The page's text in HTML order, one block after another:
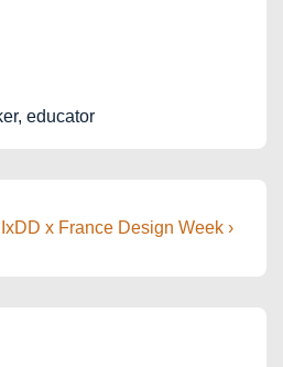
educator
Next
IxDD x France Design Week ›